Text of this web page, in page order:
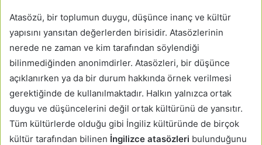
Atasözü, bir toplumun duygu, düşünce inanç ve kültür
yapısını yansıtan değerlerden birisidir. Atasözlerinin
nerede ne zaman ve kim tarafından söylendiği
bilinmediğinden anonimdirler. Atasözleri, bir düşünce
açıklanırken ya da bir durum hakkında örnek verilmesi
gerektiğinde de kullanılmaktadır. Halkın yalnızca ortak
duygu ve düşüncelerini değil ortak kültürünü de yansıtır.
Tüm kültürlerde olduğu gibi İngiliz kültüründe de birçok
kültür tarafından bilinen İngilizce atasözleri bulunduğunu